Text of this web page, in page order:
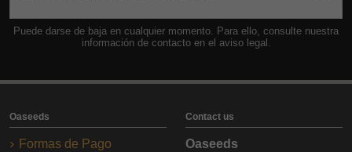
Puede darse de baja en cualquier momento. Para ello, consulte nuestra
información de contacto en el aviso legal.
Oaseeds
Formas de Pago
Contact us
Oaseeds